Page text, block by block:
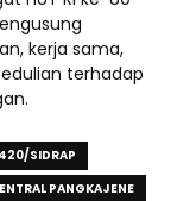
kerja sama,
terhadap
SIDRAP
PANGKAJENE